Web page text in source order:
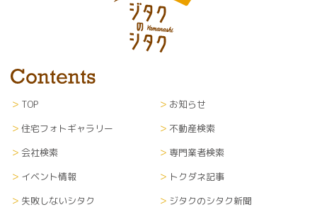
TOP
お知らせ
住宅フォトギャラリー
不動産検索
会社検索
専門業者検索
イベント情報
トクダネ記事
失敗しないシタク
ジタクのシタク新聞